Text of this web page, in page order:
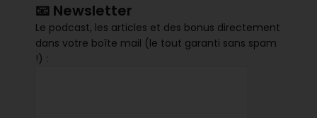
📧 Newsletter
Le podcast, les articles et des bonus directement
dans votre boîte mail (le tout garanti sans spam
!) :